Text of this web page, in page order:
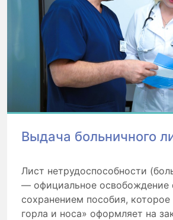
Выдача больничного
Лист нетрудоспособности
— официальное освобождение
сохранением пособия, которое
горла и носа» оформляет на